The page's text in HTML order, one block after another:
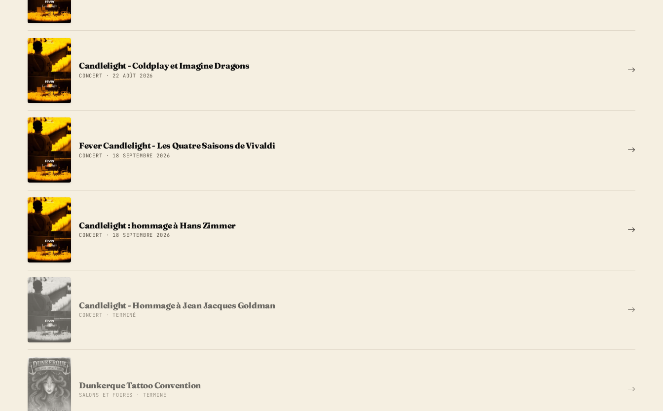
Candlelight - Coldplay et Imagine Dragons
CONCERT · 22 AOÛT 2026
Fever Candlelight - Les Quatre Saisons de Vivaldi
CONCERT · 18 SEPTEMBRE 2026
Candlelight : hommage à Hans Zimmer
CONCERT · 18 SEPTEMBRE 2026
Candlelight - Hommage à Jean Jacques Goldman
CONCERT · TERMINÉ
Dunkerque Tattoo Convention
SALONS ET FOIRES · TERMINÉ